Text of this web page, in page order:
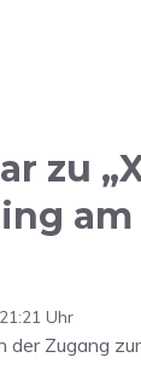
zu
Uhr
der Zugang